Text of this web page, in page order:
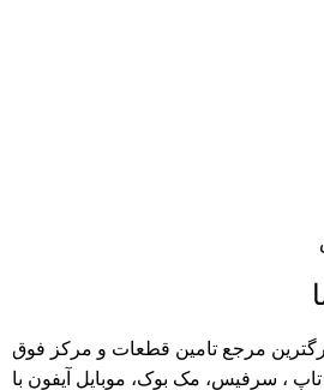
مرجع تامین قطعات و مرکز فوق
، سرفیس، مک بوک، موبایل آیفون با